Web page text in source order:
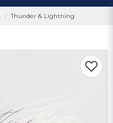
Thunder & Lightning